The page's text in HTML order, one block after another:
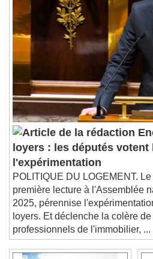
Playback Rate
Chapters
Chapters
descriptions off ,
Subtitles
subtitles settings,
settings dialog
subtitles off, selected
Audio Track
Picture-in-Picture
This is a modal window.
Beginning of dialog window.
and close the window.
Text
Color
loyers : les députés votent
l'expérimentation
POLITIQUE DU LOGEMENT.
première lecture à l'Assemblée
2025, pérennise
loyers. Et déclenche la colère de
professionnels de l'immobilier, ...